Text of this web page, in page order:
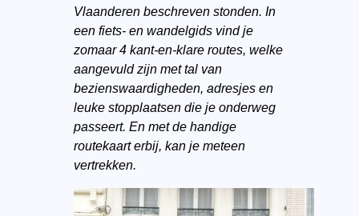
Vlaanderen beschreven stonden. In
een fiets- en wandelgids vind je
zomaar 4 kant-en-klare routes, welke
aangevuld zijn met tal van
bezienswaardigheden, adresjes en
leuke stopplaatsen die je onderweg
passeert. En met de handige
routekaart erbij, kan je meteen
vertrekken.